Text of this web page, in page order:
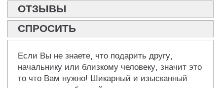
ОТЗЫВЫ
СПРОСИТЬ
Если Вы не знаете, что подарить другу,
начальнику или близкому человеку, значит это
то что Вам нужно! Шикарный и изысканный